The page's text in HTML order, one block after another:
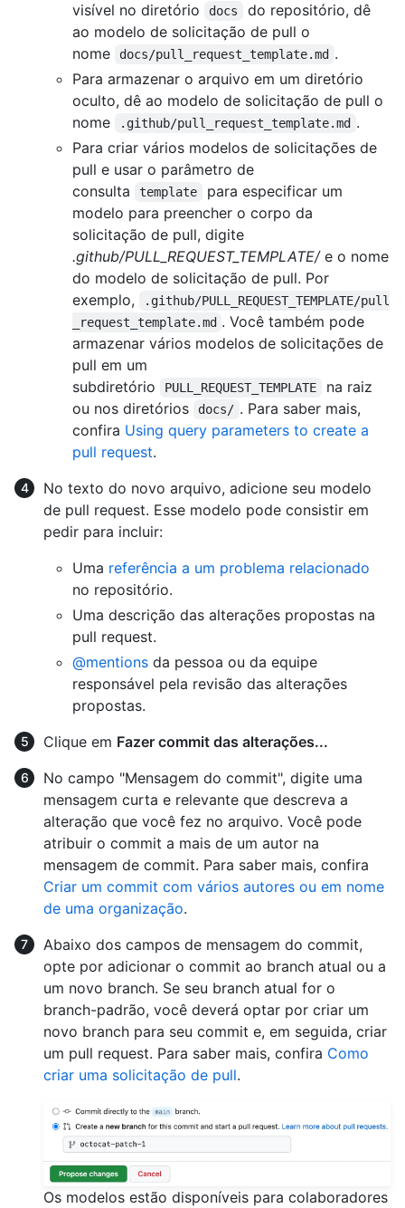
visível no diretório
docs
do repositório, dê
ao modelo de solicitação de pull o
nome
docs/pull_request_template.md .
Para armazenar o arquivo em um diretório
oculto, dê ao modelo de solicitação de pull o
nome
.github/pull_request_template.md .
Para criar vários modelos de solicitações de
pull e usar o parâmetro de
consulta
template
para especificar um
modelo para preencher o corpo da
solicitação de pull, digite
.github/PULL_REQUEST_TEMPLATE/e o nome
do modelo de solicitação de pull. Por
exemplo,
.github/PULL_REQUEST_TEMPLATE/pull
_request_template.md . Você também pode
armazenar vários modelos de solicitações de
pull em um
subdiretório
PULL_REQUEST_TEMPLATE
na raiz
ou nos diretórios
docs/ . Para saber mais,
confira Using query parameters to create a
pull request.
No texto do novo arquivo, adicione seu modelo
de pull request. Esse modelo pode consistir em
pedir para incluir:
Uma referência a um problema relacionado
no repositório.
Uma descrição das alterações propostas na
pull request.
@mentions da pessoa ou da equipe
responsável pela revisão das alterações
propostas.
Clique em Fazer commit das alterações...
No campo "Mensagem do commit", digite uma
mensagem curta e relevante que descreva a
alteração que você fez no arquivo. Você pode
atribuir o commit a mais de um autor na
mensagem de commit. Para saber mais, confira
Criar um commit com vários autores ou em nome
de uma organização.
Abaixo dos campos de mensagem do commit,
opte por adicionar o commit ao branch atual ou a
um novo branch. Se seu branch atual for o
branch-padrão, você deverá optar por criar um
novo branch para seu commit e, em seguida, criar
um pull request. Para saber mais, confira Como
criar uma solicitação de pull.
Os modelos estão disponíveis para colaboradores